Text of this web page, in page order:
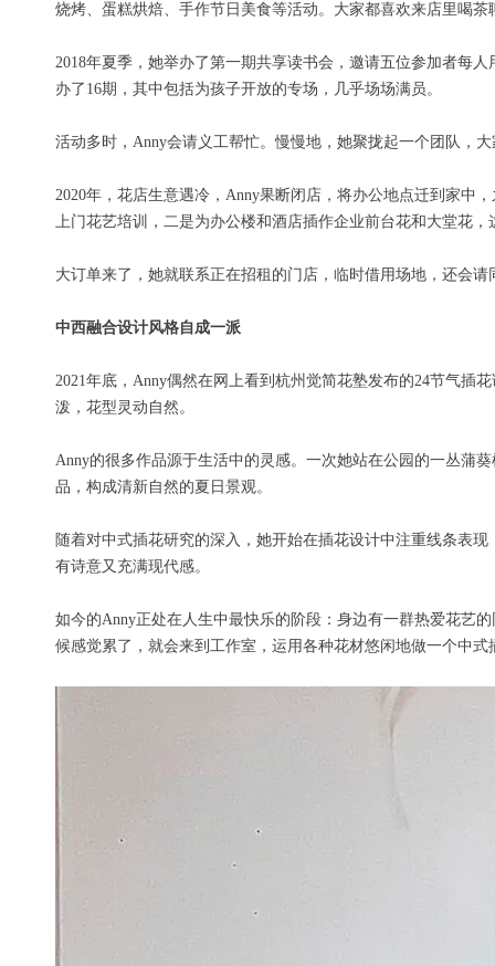
烧烤、蛋糕烘焙、手作节日美食等活动。大家都喜欢来店里喝
2018年夏季，她举办了第一期共享读书会，邀请五位参加者每
办了16期，其中包括为孩子开放的专场，几乎场场满员。
活动多时，Anny会请义工帮忙。慢慢地，她聚拢起一个团队，
2020年，花店生意遇冷，Anny果断闭店，将办公地点迁到家
上门花艺培训，二是为办公楼和酒店插作企业前台花和大堂花
大订单来了，她就联系正在招租的门店，临时借用场地，还会
中西融合设计风格自成一派
2021年底，Anny偶然在网上看到杭州觉简花塾发布的24节气插
泼，花型灵动自然。
Anny的很多作品源于生活中的灵感。一次她站在公园的一丛蒲
品，构成清新自然的夏日景观。
随着对中式插花研究的深入，她开始在插花设计中注重线条表
有诗意又充满现代感。
如今的Anny正处在人生中最快乐的阶段：身边有一群热爱花艺
候感觉累了，就会来到工作室，运用各种花材悠闲地做一个中